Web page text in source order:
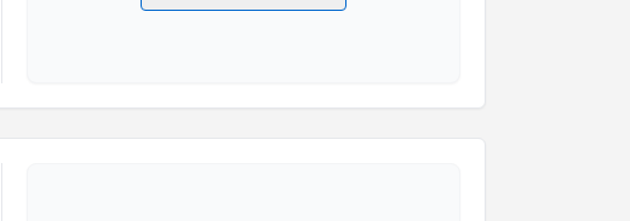
Kişisel verilerimin işlenmesine ilişkinAydınlatma Metni
Takvim Talebini Gönder
Randevu Takvimi Talebi
Prof. Dr. Mustafa Feridun Koşar